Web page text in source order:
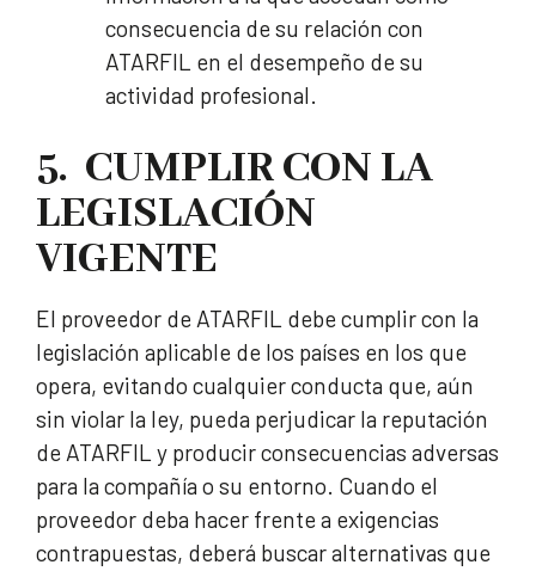
consecuencia de su relación con
ATARFIL en el desempeño de su
actividad profesional.
5. CUMPLIR CON LA
LEGISLACIÓN
VIGENTE
El proveedor de ATARFIL debe cumplir con la
legislación aplicable de los países en los que
opera, evitando cualquier conducta que, aún
sin violar la ley, pueda perjudicar la reputación
de ATARFIL y producir consecuencias adversas
para la compañía o su entorno. Cuando el
proveedor deba hacer frente a exigencias
contrapuestas, deberá buscar alternativas que